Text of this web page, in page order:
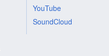
YouTube
SoundCloud